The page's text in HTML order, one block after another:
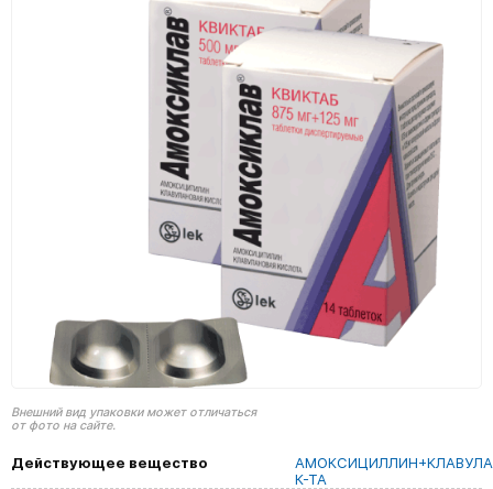
Внешний вид упаковки может отличаться
от фото на сайте.
Действующее вещество
К-ТА